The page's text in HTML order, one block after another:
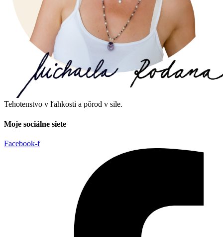
Tehotenstvo v ľahkosti a pôrod v sile.
Moje sociálne siete
Facebook-f